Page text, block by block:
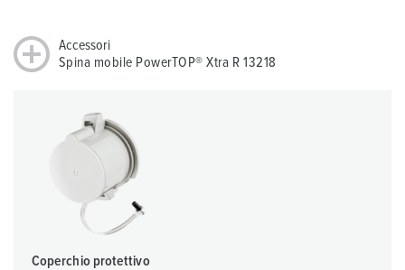
Accessori
Spina mobile PowerTOP® Xtra R 13218
Coperchio protettivo